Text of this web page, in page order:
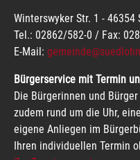
Winterswyker Str. 1 - 46354
Tel.: 02862/582-0 / Fax:
E-Mail:
Bürgerservice mit Termin
Die Bürgerinnen und
zudem rund um die Uhr,
eigene Anliegen im
Ihren individuellen Termin